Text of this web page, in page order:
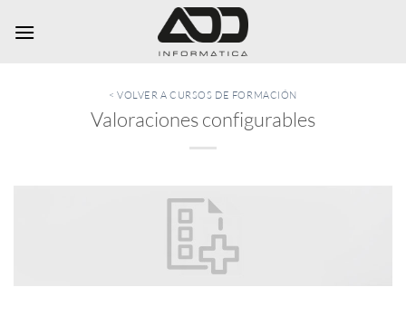
< VOLVER A CURSOS DE FORMACIÓN
Valoraciones configurables